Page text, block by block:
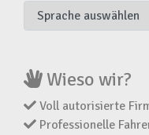
Wieso wir?
Voll autorisierte
Professionelle